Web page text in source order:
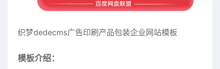
织梦dedecms广告印刷产品包装企业网站模板
模板介绍：